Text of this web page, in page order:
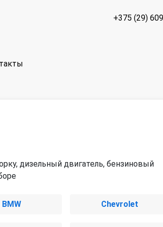
+375 (29)
дизельный двигатель, бензиновый
BMW Chevrolet